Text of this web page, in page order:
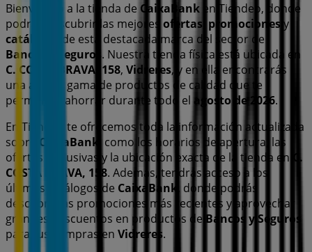
Bienvenido a la tienda de CaixaBank en Tiendeo, donde
podrás descubrir las mejores ofertas promociones y
catálogos
de esta destacada marca del sector de
Bancos y Seguros . Nuestra tienda física está ubicada en
C. COSTA BRAVA, 158, Vidreres, y en ella encontrarás
una amplia gama de productos de calidad que te
permitirán ahorrar durante todo el agosto de 2026.
En Tiendeo te ofrecemos toda la información actualizada
sobre
CaixaBank , como los horarios de apertura, las
ofertas exclusivas y la ubicación exacta de la tienda en C.
COSTA BRAVA, 158. Además, tendrás acceso a los
últimos catálogos de CaixaBank , donde podrás
descubrir las promociones más recientes y aprovechar
grandes descuentos en productos de Bancos y Seguros
para tus compras en Vidreres.